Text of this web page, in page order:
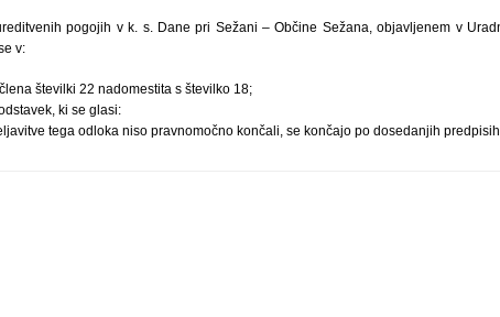
pogojih v k. s. Dane pri Sežani – Občine Sežana, objavljenem v
v:
številki 22 nadomestita s številko 18;
ki se glasi:
tega odloka niso pravnomočno končali, se končajo po dosedanjih